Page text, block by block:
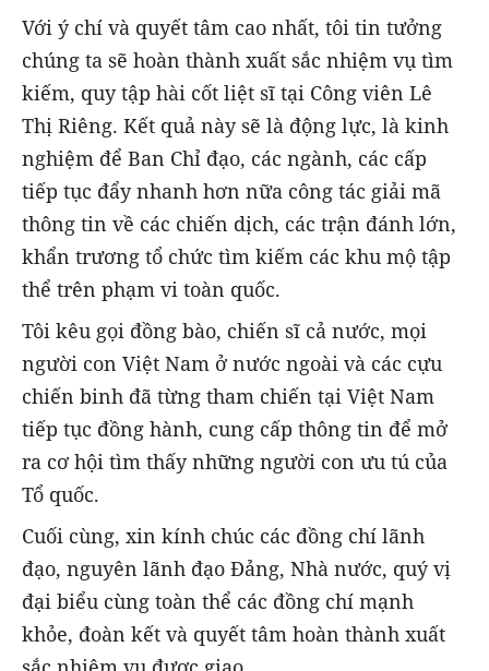
Với ý chí và quyết tâm cao nhất, tôi tin tưởng
chúng ta sẽ hoàn thành xuất sắc nhiệm vụ tìm
kiếm, quy tập hài cốt liệt sĩ tại Công viên Lê
Thị Riêng. Kết quả này sẽ là động lực, là kinh
nghiệm để Ban Chỉ đạo, các ngành, các cấp
tiếp tục đẩy nhanh hơn nữa công tác giải mã
thông tin về các chiến dịch, các trận đánh lớn,
khẩn trương tổ chức tìm kiếm các khu mộ tập
thể trên phạm vi toàn quốc.
Tôi kêu gọi đồng bào, chiến sĩ cả nước, mọi
người con Việt Nam ở nước ngoài và các cựu
chiến binh đã từng tham chiến tại Việt Nam
tiếp tục đồng hành, cung cấp thông tin để mở
ra cơ hội tìm thấy những người con ưu tú của
Tổ quốc.
Cuối cùng, xin kính chúc các đồng chí lãnh
đạo, nguyên lãnh đạo Đảng, Nhà nước, quý vị
đại biểu cùng toàn thể các đồng chí mạnh
khỏe, đoàn kết và quyết tâm hoàn thành xuất